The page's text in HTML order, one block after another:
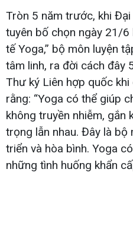
Tròn 5 năm trước, khi
tuyên bố chọn ngày 21/6
tế Yoga,” bộ môn luyện
tâm linh, ra đời cách đây
Thư ký Liên hợp quốc
rằng: “Yoga có thể giúp
không truyền nhiễm,
trọng lẫn nhau. Đây là
triển và hòa bình. Yoga
những tình huống khẩn